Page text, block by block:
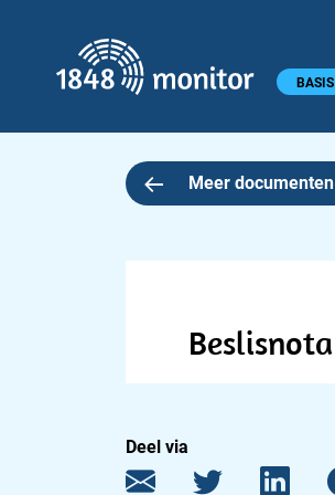
Hoofdmenu BASIS
Meer documenten
Beslisnota
Deel via